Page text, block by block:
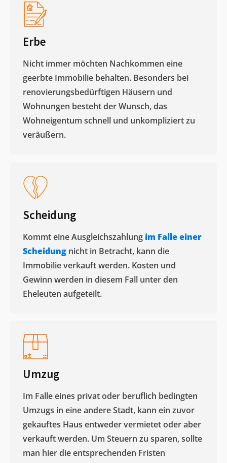
Erbe
Nicht immer möchten Nachkommen eine
geerbte Immobilie behalten. Besonders bei
renovierungsbedürftigen Häusern und
Wohnungen besteht der Wunsch, das
Wohneigentum schnell und unkompliziert zu
veräußern. ​
Scheidung
Kommt eine Ausgleichszahlung im Falle einer
Scheidung nicht in Betracht, kann die
Immobilie verkauft werden. Kosten und
Gewinn werden in diesem Fall unter den
Eheleuten aufgeteilt.​
Umzug
Im Falle eines privat oder beruflich bedingten
Umzugs in eine andere Stadt, kann ein zuvor
gekauftes Haus entweder vermietet oder aber
verkauft werden. Um Steuern zu sparen, sollte
man hier die entsprechenden Fristen